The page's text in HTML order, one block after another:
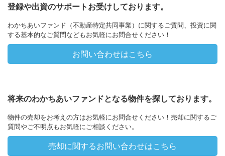
登録や出資のサポートお受けしております。
わかちあいファンド（不動産特定共同事業）に関するご質問、投資に関
する基本的なご質問などもお気軽にお問合せください！
お問い合わせはこちら
将来のわかちあいファンドとなる物件を探しております。
物件の売却をお考えの方はお気軽にお問合せください！売却に関するご
質問やご不明点もお気軽にご相談ください。
売却に関するお問い合わせはこちら